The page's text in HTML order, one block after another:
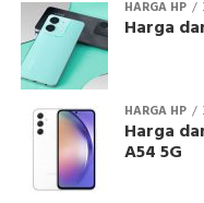
HARGA HP
Harga
HARGA HP
Harga
A54 5G